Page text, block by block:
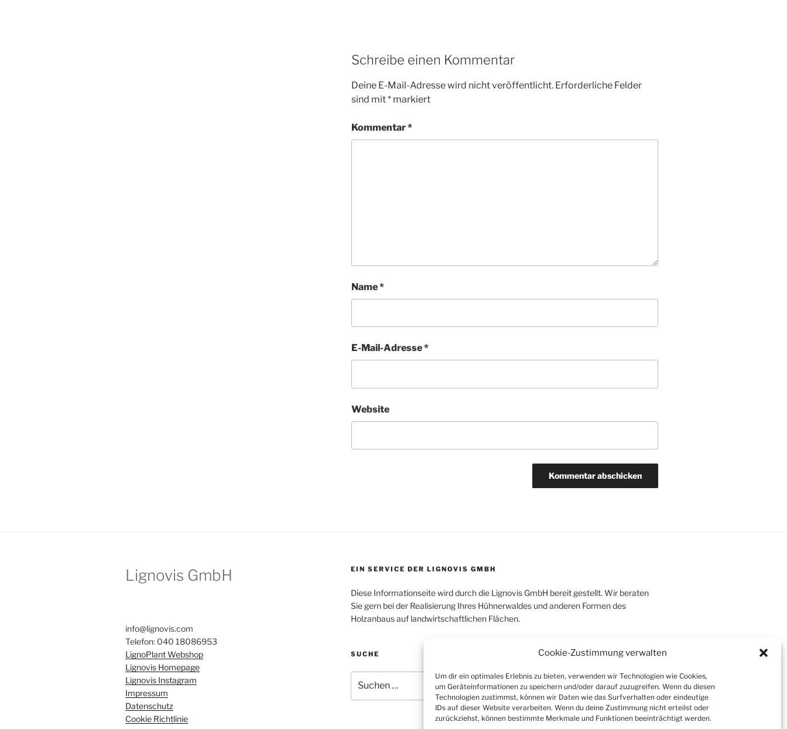
Cookie-Zustimmung verwalten
Um dir ein optimales Erlebnis zu bieten, verwenden wir Technologien wie Cookies,
um Geräteinformationen zu speichern und/oder darauf zuzugreifen. Wenn du diesen
Technologien zustimmst, können wir Daten wie das Surfverhalten oder eindeutige
IDs auf dieser Website verarbeiten. Wenn du deine Zustimmung nicht erteilst oder
zurückziehst, können bestimmte Merkmale und Funktionen beeinträchtigt werden.
Schreibe einen Kommentar
Deine E-Mail-Adresse wird nicht veröffentlicht. Erforderliche Felder
sind mit*markiert
Kommentar*
Name*
E-Mail-Adresse*
Website
Lignovis GmbH
info@lignovis.com
Telefon: 040 18086953
LignoPlant Webshop
Lignovis Homepage
Lignovis Instagram
Impressum
Datenschutz
Cookie Richtlinie
EIN SERVICE DER LIGNOVIS GMBH
Diese Informationseite wird durch die Lignovis GmbH bereit gestellt. Wir beraten
Sie gern bei der Realisierung Ihres Hühnerwaldes und anderen Formen des
Holzanbaus auf landwirtschaftlichen Flächen.
SUCHE
nach:
Suchen